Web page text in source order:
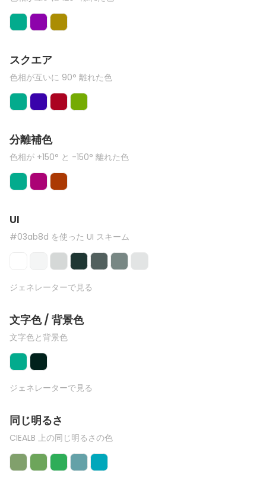
スクエア
色相が互いに 90° 離れた色
分離補色
色相が +150° と -150° 離れた色
UI
#03ab8d を使った UI スキーム
ジェネレーターで見る
文字色 / 背景色
文字色と背景色
ジェネレーターで見る
同じ明るさ
CIEALB 上の同じ明るさの色